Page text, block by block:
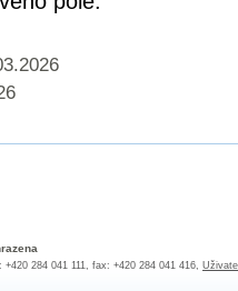
284 041 111, fax: +420 284 041 416,